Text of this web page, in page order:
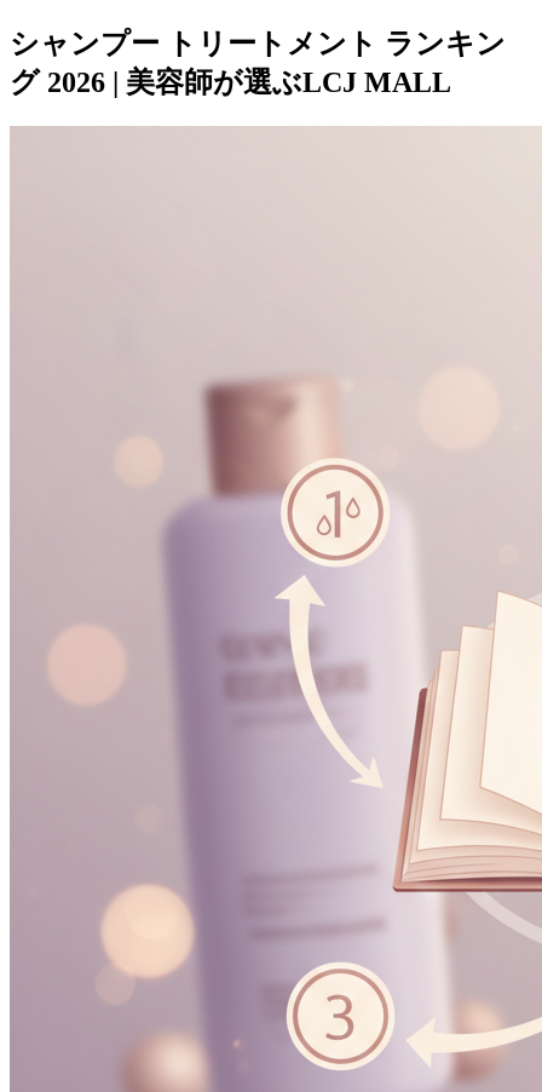
シャンプー トリートメント ランキン
グ 2026 | 美容師が選ぶLCJ MALL